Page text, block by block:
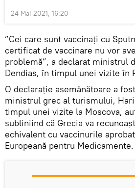
24 Mai 2021, 16:20
”Cei care sunt vaccinaţi cu
certificat de vaccinare nu vor
problemă”, a declarat ministrul
Dendias, în timpul unei vizite în
O declarație asemănătoare a
ministrul grec al turismului,
timpul unei vizite la Moscova,
subliniind că Grecia va
echivalent cu vaccinurile
Europeană pentru Medicamente.